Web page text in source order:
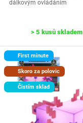
dálkovým ovládáním
> 5 kusů skladem
First minute
Skoro za polovic
Čistím sklad